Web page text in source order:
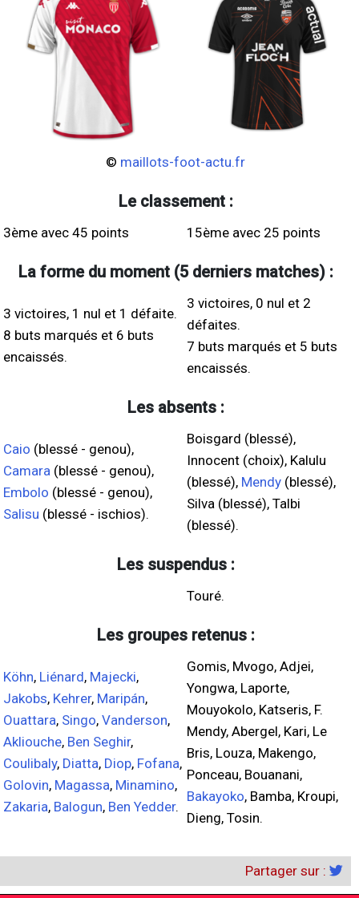
© maillots-foot-actu.fr
Le classement :
3ème avec 45 points 15ème avec 25 points
La forme du moment (5 derniers matches) :
3 victoires, 1 nul et 1 défaite.
8 buts marqués et 6 buts
encaissés.
3 victoires, 0 nul et 2
défaites.
7 buts marqués et 5 buts
encaissés.
Les absents :
Caio (blessé - genou),
Camara (blessé - genou),
Embolo (blessé - genou),
Salisu (blessé - ischios).
Boisgard (blessé),
Innocent (choix), Kalulu
(blessé), Mendy (blessé),
Silva (blessé), Talbi
(blessé).
Les suspendus :
Touré.
Les groupes retenus :
Köhn, Liénard, Majecki,
Jakobs, Kehrer, Maripán,
Ouattara, Singo, Vanderson,
Akliouche, Ben Seghir,
Coulibaly, Diatta, Diop, Fofana,
Golovin, Magassa, Minamino,
Zakaria, Balogun, Ben Yedder.
Gomis, Mvogo, Adjei,
Yongwa, Laporte,
Mouyokolo, Katseris, F.
Mendy, Abergel, Kari, Le
Bris, Louza, Makengo,
Ponceau, Bouanani,
Bakayoko, Bamba, Kroupi,
Dieng, Tosin.
Partager sur :